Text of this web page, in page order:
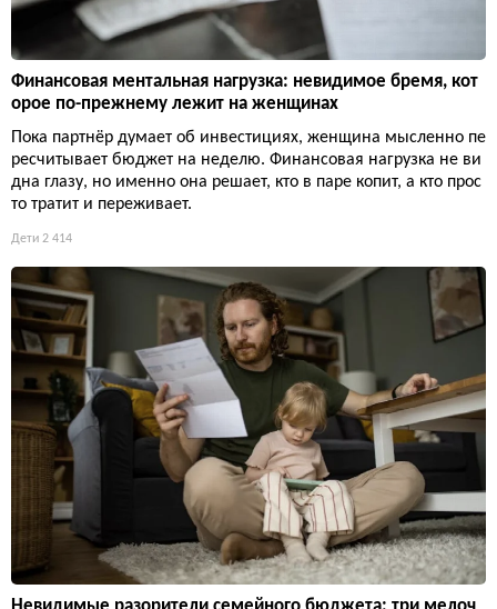
Финансовая ментальная нагрузка: невидимое бремя, кот
орое по-прежнему лежит на женщинах
Пока партнёр думает об инвестициях, женщина мысленно пе
ресчитывает бюджет на неделю. Финансовая нагрузка не ви
дна глазу, но именно она решает, кто в паре копит, а кто прос
то тратит и переживает.
Дети 2 414